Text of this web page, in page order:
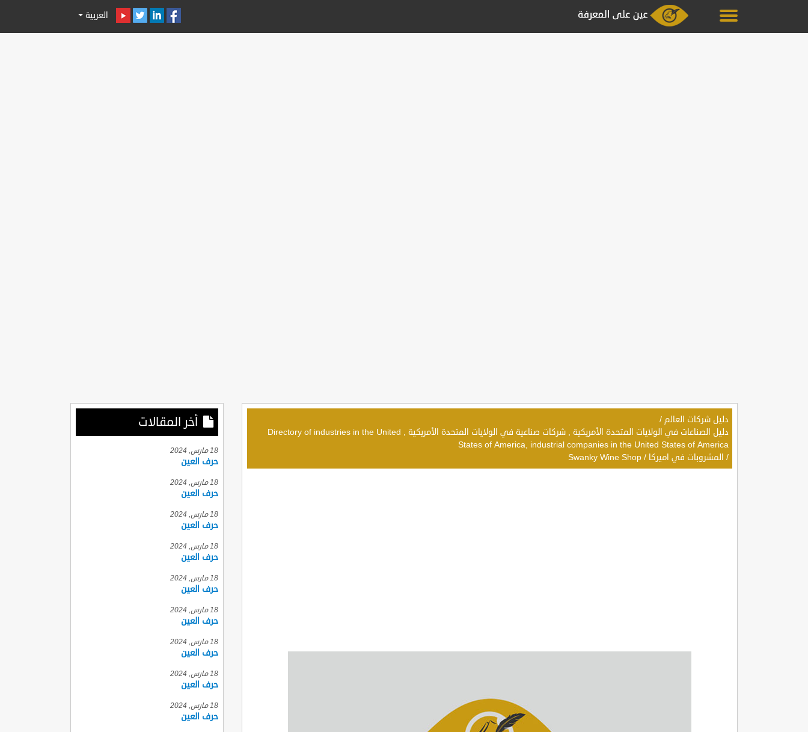
العربية
دليل شركات العالم /
دليل الصناعات في الولايات المتحدة الأمريكية , شركات صناعية في الولايات المتحدة الأمريكية , Directory of industries in the United
States of America, industrial companies in the United States of America
/ المشروبات في اميركا /
Swanky Wine Shop
أخر المقالات
18 مارس, 2024
حرف العين
18 مارس, 2024
حرف العين
18 مارس, 2024
حرف العين
18 مارس, 2024
حرف العين
18 مارس, 2024
حرف العين
18 مارس, 2024
حرف العين
18 مارس, 2024
حرف العين
18 مارس, 2024
حرف العين
18 مارس, 2024
حرف العين